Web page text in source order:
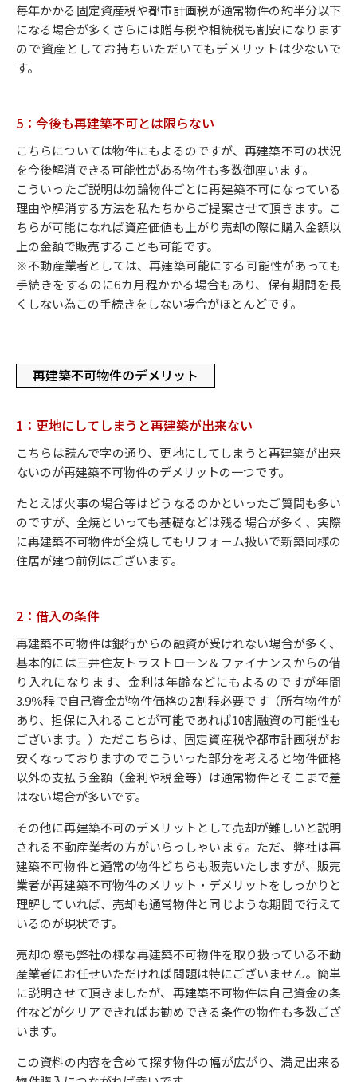
毎年かかる固定資産税や都市計画税が通常物件の約半分以下
になる場合が多くさらには贈与税や相続税も割安になります
ので資産としてお持ちいただいてもデメリットは少ないで
す。
5：今後も再建築不可とは限らない
こちらについては物件にもよるのですが、再建築不可の状況
を今後解消できる可能性がある物件も多数御座います。
こういったご説明は勿論物件ごとに再建築不可になっている
理由や解消する方法を私たちからご提案させて頂きます。こ
ちらが可能になれば資産価値も上がり売却の際に購入金額以
上の金額で販売することも可能です。
※不動産業者としては、再建築可能にする可能性があっても
手続きをするのに6カ月程かかる場合もあり、保有期間を長
くしない為この手続きをしない場合がほとんどです。
再建築不可物件のデメリット
1：更地にしてしまうと再建築が出来ない
こちらは読んで字の通り、更地にしてしまうと再建築が出来
ないのが再建築不可物件のデメリットの一つです。
たとえば火事の場合等はどうなるのかといったご質問も多い
のですが、全焼といっても基礎などは残る場合が多く、実際
に再建築不可物件が全焼してもリフォーム扱いで新築同様の
住居が建つ前例はございます。
2：借入の条件
再建築不可物件は銀行からの融資が受けれない場合が多く、
基本的には三井住友トラストローン＆ファイナンスからの借
り入れになります、金利は年齢などにもよるのですが年間
3.9％程で自己資金が物件価格の2割程必要です（所有物件が
あり、担保に入れることが可能であれば10割融資の可能性も
ございます。）ただこちらは、固定資産税や都市計画税がお
安くなっておりますのでこういった部分を考えると物件価格
以外の支払う金額（金利や税金等）は通常物件とそこまで差
はない場合が多いです。
その他に再建築不可のデメリットとして売却が難しいと説明
される不動産業者の方がいらっしゃいます。ただ、弊社は再
建築不可物件と通常の物件どちらも販売いたしますが、販売
業者が再建築不可物件のメリット・デメリットをしっかりと
理解していれば、売却も通常物件と同じような期間で行えて
いるのが現状です。
売却の際も弊社の様な再建築不可物件を取り扱っている不動
産業者にお任せいただければ問題は特にございません。簡単
に説明させて頂きましたが、再建築不可物件は自己資金の条
件などがクリアできればお勧めできる条件の物件も多数ござ
います。
この資料の内容を含めて探す物件の幅が広がり、満足出来る